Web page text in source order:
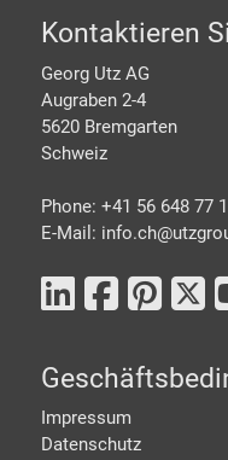
Footer
Kontaktieren
Georg Utz AG
Augraben 2-4
5620 Bremgarten
Schweiz
Phone: +41 56 648 77
E-Mail: info.ch@
Impressum
Datenschutz